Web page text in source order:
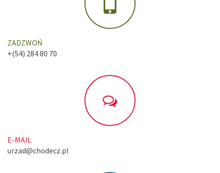
ZADZWOŃ
+(54) 284 80 70
E-MAIL
urzad@chodecz.pl